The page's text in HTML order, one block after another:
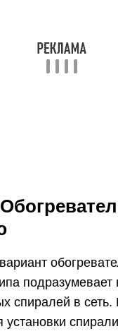
спиралей в сеть.